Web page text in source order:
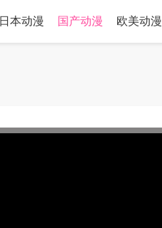
日本动漫 国产动漫 欧美动漫